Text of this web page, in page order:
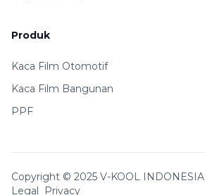
Produk
Kaca Film Otomotif
Kaca Film Bangunan
PPF
Copyright © 2025 V-KOOL INDONESIA
Legal
Privacy